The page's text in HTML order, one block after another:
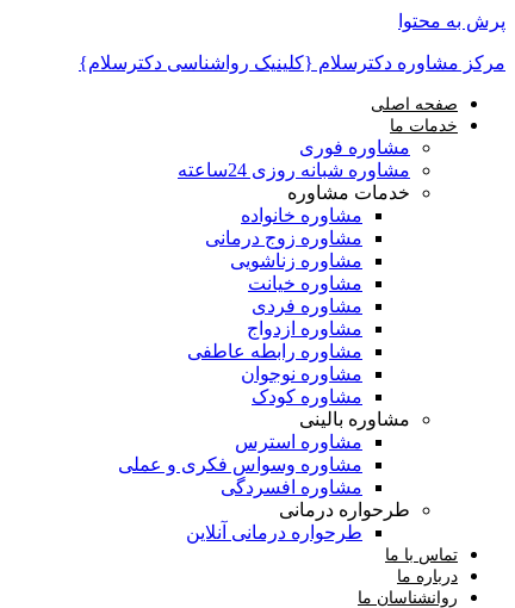
پرش به محتوا
مرکز مشاوره دکترسلام {کلینیک رواشناسی دکترسلام}
صفحه اصلی
خدمات ما
مشاوره فوری
مشاوره شبانه روزی 24ساعته
خدمات مشاوره
مشاوره خانواده
مشاوره زوج درمانی
مشاوره زناشویی
مشاوره خیانت
مشاوره فردی
مشاوره ازدواج
مشاوره رابطه عاطفی
مشاوره نوجوان
مشاوره کودک
مشاوره بالینی
مشاوره استرس
مشاوره وسواس فکری و عملی
مشاوره افسردگی
طرحواره درمانی
طرحواره درمانی آنلاین
تماس با ما
درباره ما
روانشناسان ما